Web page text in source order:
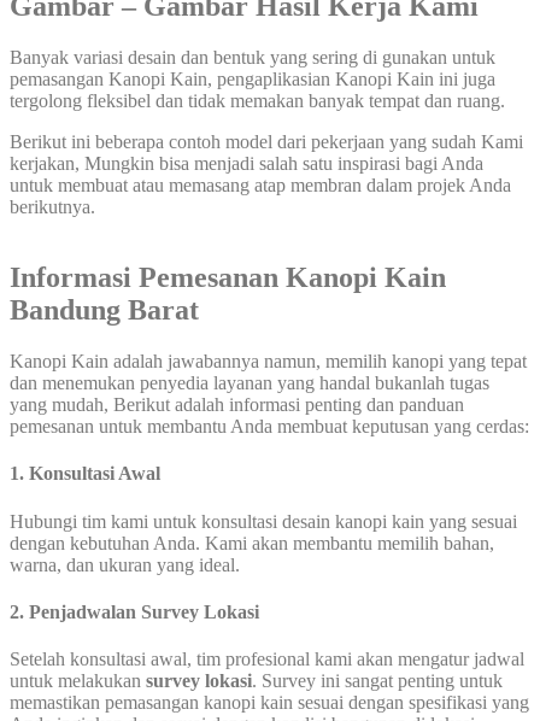
Gambar – Gambar Hasil Kerja Kami
Banyak variasi desain dan bentuk yang sering di gunakan untuk
pemasangan Kanopi Kain, pengaplikasian Kanopi Kain ini juga
tergolong fleksibel dan tidak memakan banyak tempat dan ruang.
Berikut ini beberapa contoh model dari pekerjaan yang sudah Kami
kerjakan, Mungkin bisa menjadi salah satu inspirasi bagi Anda
untuk membuat atau memasang atap membran dalam projek Anda
berikutnya.
Informasi Pemesanan Kanopi Kain
Bandung Barat
Kanopi Kain adalah jawabannya namun, memilih kanopi yang tepat
dan menemukan penyedia layanan yang handal bukanlah tugas
yang mudah, Berikut adalah informasi penting dan panduan
pemesanan untuk membantu Anda membuat keputusan yang cerdas:
1. Konsultasi Awal
Hubungi tim kami untuk konsultasi desain kanopi kain yang sesuai
dengan kebutuhan Anda. Kami akan membantu memilih bahan,
warna, dan ukuran yang ideal.
2. Penjadwalan Survey Lokasi
Setelah konsultasi awal, tim profesional kami akan mengatur jadwal
untuk melakukan survey lokasi. Survey ini sangat penting untuk
memastikan pemasangan kanopi kain sesuai dengan spesifikasi yang